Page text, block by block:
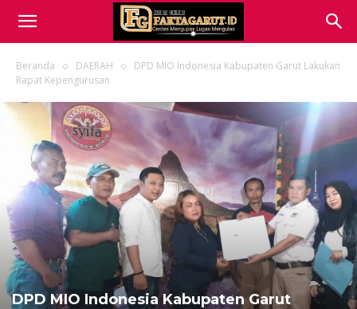
Beranda DAERAH
DPD MIO Indonesia Kabupaten Garut Lakukan
Rapat Kepengurusan
DPD MIO Indonesia Kabupaten Garut